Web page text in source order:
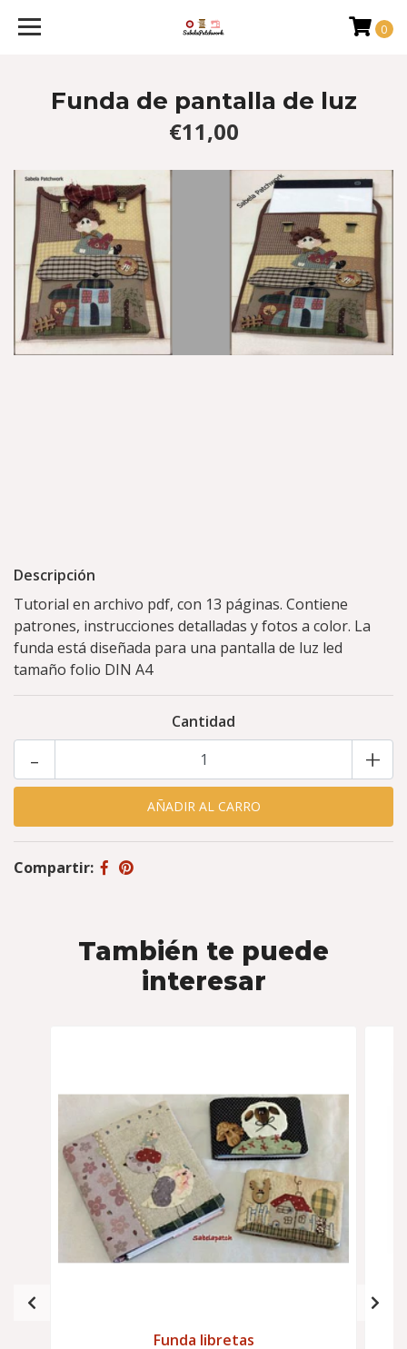
0
Funda de pantalla de luz
€11,00
Descripción
Tutorial en archivo pdf, con 13 páginas. Contiene
patrones, instrucciones detalladas y fotos a color. La
funda está diseñada para una pantalla de luz led
tamaño folio DIN A4
Cantidad
+
-
Compartir:
También te puede
interesar
Funda libretas